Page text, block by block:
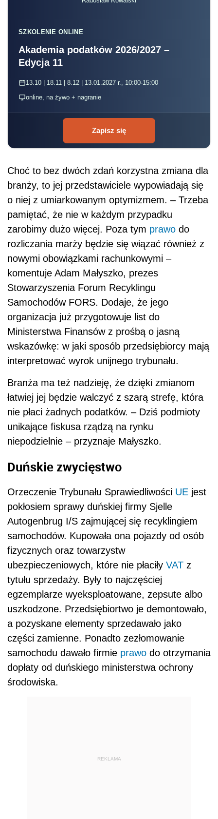
SZKOLENIE ONLINE
Akademia podatków 2026/2027 –
Edycja 11
13.10 | 18.11 | 8.12 | 13.01.2027 r., 10:00-15:00
online, na żywo + nagranie
Zapisz się
Choć to bez dwóch zdań korzystna zmiana dla
branży, to jej przedstawiciele wypowiadają się
o niej z umiarkowanym optymizmem. – Trzeba
pamiętać, że nie w każdym przypadku
zarobimy dużo więcej. Poza tym prawo do
rozliczania marży będzie się wiązać również z
nowymi obowiązkami rachunkowymi –
komentuje Adam Małyszko, prezes
Stowarzyszenia Forum Recyklingu
Samochodów FORS. Dodaje, że jego
organizacja już przygotowuje list do
Ministerstwa Finansów z prośbą o jasną
wskazówkę: w jaki sposób przedsiębiorcy mają
interpretować wyrok unijnego trybunału.
Branża ma też nadzieję, że dzięki zmianom
łatwiej jej będzie walczyć z szarą strefę, która
nie płaci żadnych podatków. – Dziś podmioty
unikające fiskusa rządzą na rynku
niepodzielnie – przyznaje Małyszko.
Duńskie zwycięstwo
Orzeczenie Trybunału Sprawiedliwości UE jest
pokłosiem sprawy duńskiej firmy Sjelle
Autogenbrug I/S zajmującej się recyklingiem
samochodów. Kupowała ona pojazdy od osób
fizycznych oraz towarzystw
ubezpieczeniowych, które nie płaciły VAT z
tytułu sprzedaży. Były to najczęściej
egzemplarze wyeksploatowane, zepsute albo
uszkodzone. Przedsiębiortwo je demontowało,
a pozyskane elementy sprzedawało jako
części zamienne. Ponadto zezłomowanie
samochodu dawało firmie prawo do otrzymania
dopłaty od duńskiego ministerstwa ochrony
środowiska.
REKLAMA